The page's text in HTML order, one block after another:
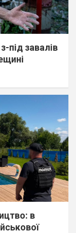
під завалів
в